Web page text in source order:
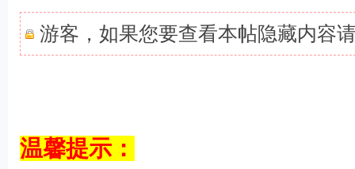
游客，如果您要查看本帖隐藏内容
温馨提示：